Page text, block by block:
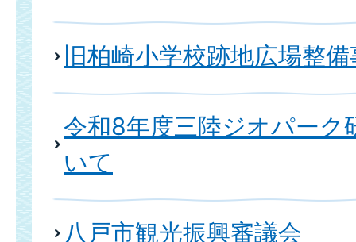
旧柏崎小学校跡地広場整
令和8年度三陸ジオパーク
いて
八戸市観光振興審議会